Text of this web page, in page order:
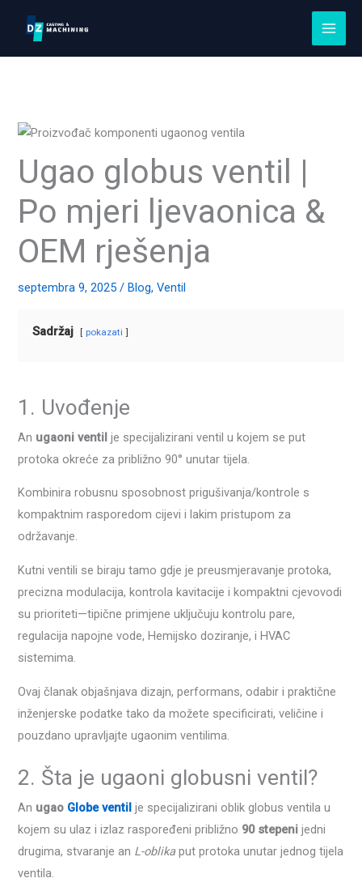
sadržaj
Ugao globus ventil |
Po mjeri ljevaonica &
OEM rješenja
septembra 9, 2025/Blog,Ventil
Sadržaj pokazati
1. Uvođenje
An ugaoni ventil je specijalizirani ventil u kojem se put
protoka okreće za približno 90° unutar tijela.
Kombinira robusnu sposobnost prigušivanja/kontrole s
kompaktnim rasporedom cijevi i lakim pristupom za
održavanje.
Kutni ventili se biraju tamo gdje je preusmjeravanje protoka,
precizna modulacija, kontrola kavitacije i kompaktni cjevovodi
su prioriteti—tipične primjene uključuju kontrolu pare,
regulacija napojne vode, Hemijsko doziranje, i HVAC
sistemima.
Ovaj članak objašnjava dizajn, performans, odabir i praktične
inženjerske podatke tako da možete specificirati, veličine i
pouzdano upravljajte ugaonim ventilima.
2. Šta je ugaoni globusni ventil?
An ugao Globe ventil je specijalizirani oblik globus ventila u
kojem su ulaz i izlaz raspoređeni približno 90 stepeni jedni
drugima, stvaranje an L-oblikaput protoka unutar jednog tijela
ventila.